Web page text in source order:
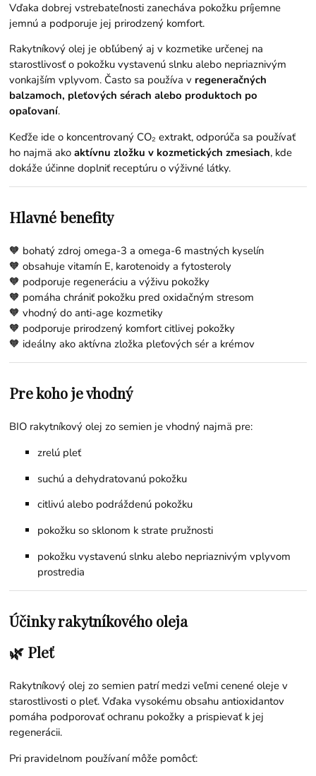
Vďaka dobrej vstrebateľnosti zanecháva pokožku príjemne
jemnú a podporuje jej prirodzený komfort.
Rakytníkový olej je obľúbený aj v kozmetike určenej na
starostlivosť o pokožku vystavenú slnku alebo nepriaznivým
vonkajším vplyvom. Často sa používa v regeneračných
balzamoch, pleťových sérach alebo produktoch po
opaľovaní.
Keďže ide o koncentrovaný CO₂ extrakt, odporúča sa používať
ho najmä akoaktívnu zložku v kozmetických zmesiach, kde
dokáže účinne doplniť receptúru o výživné látky.
Hlavné benefity
🧡 bohatý zdroj omega-3 a omega-6 mastných kyselín
🧡 obsahuje vitamín E, karotenoidy a fytosteroly
🧡 podporuje regeneráciu a výživu pokožky
🧡 pomáha chrániť pokožku pred oxidačným stresom
🧡 vhodný do anti-age kozmetiky
🧡 podporuje prirodzený komfort citlivej pokožky
🧡 ideálny ako aktívna zložka pleťových sér a krémov
Pre koho je vhodný
BIO rakytníkový olej zo semien je vhodný najmä pre:
zrelú pleť
suchú a dehydratovanú pokožku
citlivú alebo podráždenú pokožku
pokožku so sklonom k strate pružnosti
pokožku vystavenú slnku alebo nepriaznivým vplyvom
prostredia
Účinky rakytníkového oleja
🌿 Pleť
Rakytníkový olej zo semien patrí medzi veľmi cenené oleje v
starostlivosti o pleť. Vďaka vysokému obsahu antioxidantov
pomáha podporovať ochranu pokožky a prispievať k jej
regenerácii.
Pri pravidelnom používaní môže pomôcť: